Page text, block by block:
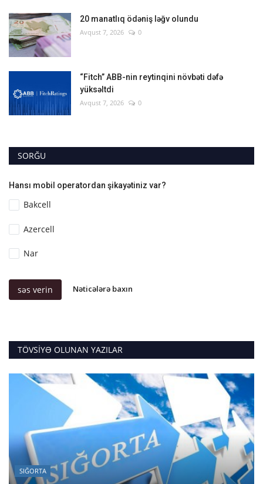
20 manatlıq ödəniş ləğv olundu
Avqust 7, 2026 0
“Fitch” ABB-nin reytinqini növbəti dəfə
yüksəltdi
Avqust 7, 2026 0
SORĞU
Hansı mobil operatordan şikayətiniz var?
Bakcell
Azercell
Nar
səs verin Nəticələrə baxın
TÖVSIYƏ OLUNAN YAZILAR
SIĞORTA